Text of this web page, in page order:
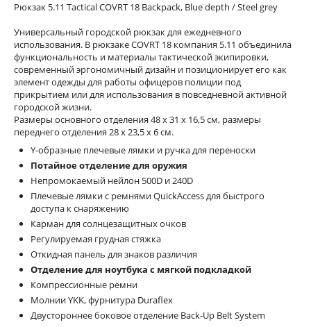
Рюкзак 5.11 Tactical COVRT 18 Backpack, Blue depth / Steel grey
Универсальный городской рюкзак для ежедневного
использования. В рюкзаке COVRT 18 компания 5.11 объединила
функциональность и материалы тактической экипировки,
современный эргономичный дизайн и позиционирует его как
элемент одежды для работы офицеров полиции под
прикрытием или для использования в повседневной активной
городской жизни.
Размеры основного отделения 48 х 31 х 16,5 см, размеры
переднего отделения 28 х 23,5 х 6 см.
Y-образные плечевые лямки и ручка для переноски
Потайное отделение для оружия
Непромокаемый нейлон 500D и 240D
Плечевые лямки с ремнями QuickAccess для быстрого
доступа к снаряжению
Карман для солнцезащитных очков
Регулируемая грудная стяжка
Откидная панель для знаков различия
Отделение для ноутбука с мягкой подкладкой
Компрессионные ремни
Молнии YKK, фурнитура Duraflex
Двустороннее боковое отделение Back-Up Belt System